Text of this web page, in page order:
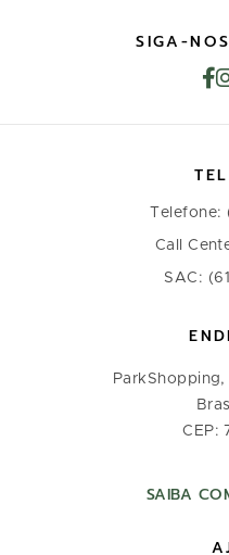
SIGA-
Telefone:
Call
SAC:
CEP:
SAIBA